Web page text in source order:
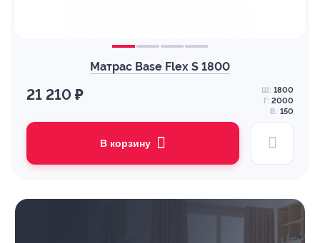
Матрас Base Flex S 1800
21 210 ₽ Ш: 1800
Г: 2000
В: 150
В корзину